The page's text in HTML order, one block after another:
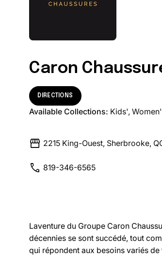
Caron
DIRECTIONS
Available Collections: Kids'
storefront 2215 King-Ouest, Sherbrooke,
call 819-346-6565
Laventure du Groupe Caron
décennies se sont succédé, tout
qui répondent aux besoins variés de